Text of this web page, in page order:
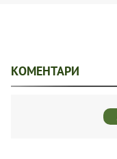
КОМЕНТАРИ